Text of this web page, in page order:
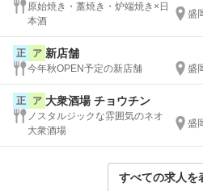
原始焼き・藁焼き・炉端焼き×日
本酒
盛
正 ア 新店舗
今年秋OPEN予定の新店舗 盛
正 ア 大衆酒場 チョウチン
ノスタルジックな雰囲気のネオ
大衆酒場
盛
すべての求人を